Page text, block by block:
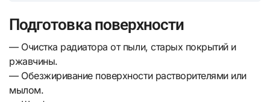
Подготовка поверхности
— Очистка радиатора от пыли, старых покрытий и
ржавчины.
— Обезжиривание поверхности растворителями или
мылом.